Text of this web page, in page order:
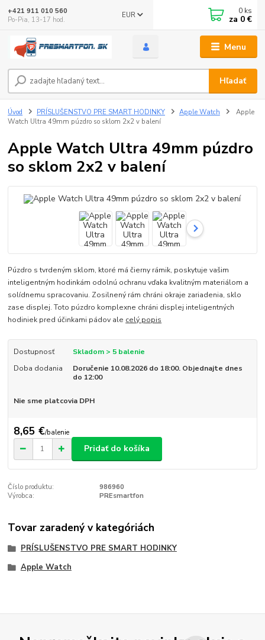
Menu
EUR
Hľadať
+421 911 010 560
Po-Pia, 13-17 hod.
0 ks
za 0 €
Úvod PRÍSLUŠENSTVO PRE SMART HODINKY Apple Watch
Apple
Watch Ultra 49mm púzdro so sklom 2x2 v balení
Apple Watch Ultra 49mm púzdro
so sklom 2x2 v balení
Púzdro s tvrdeným sklom, ktoré má čierny rámik, poskytuje vašim
inteligentným hodinkám odolnú ochranu vďaka kvalitným materiálom a
solídnemu spracovaniu. Zosilnený rám chráni okraje zariadenia, sklo
zase displej. Toto púzdro komplexne chráni displej inteligentných
hodiniek pred účinkami pádov ale celý popis
Dostupnosť
Skladom > 5 balenie
Doba dodania
Doručenie 10.08.2026 do 18:00. Objednajte dnes
do 12:00
Nie sme platcovia DPH
8,65 €/balenie
Pridať do košíka
Číslo produktu:
986960
Výrobca:
PREsmartfon
Tovar zaradený v kategóriách
PRÍSLUŠENSTVO PRE SMART HODINKY
Apple Watch